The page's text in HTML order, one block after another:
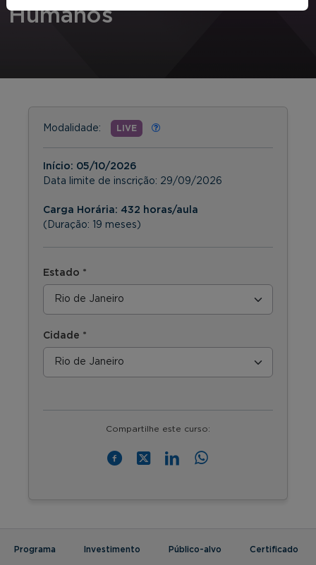
Humanos
Modalidade: LIVE
Início: 05/10/2026
Data limite de inscrição: 29/09/2026
Carga Horária: 432 horas/aula
(Duração: 19 meses)
Estado *
Cidade *
Compartilhe este curso:
Programa Investimento Público-alvo Certificado